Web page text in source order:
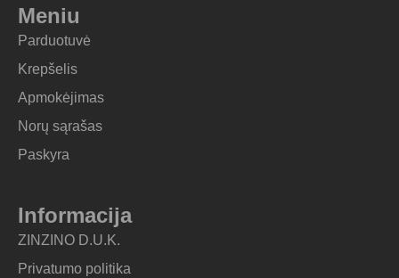
Meniu
Parduotuvė
Krepšelis
Apmokėjimas
Norų sąrašas
Paskyra
Informacija
ZINZINO D.U.K.
Privatumo politika